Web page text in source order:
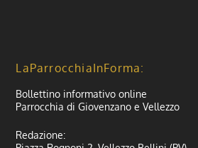
LaParrocchiaInForma:
Bollettino informativo online
Parrocchia di Giovenzano e Vellezzo
Redazione: